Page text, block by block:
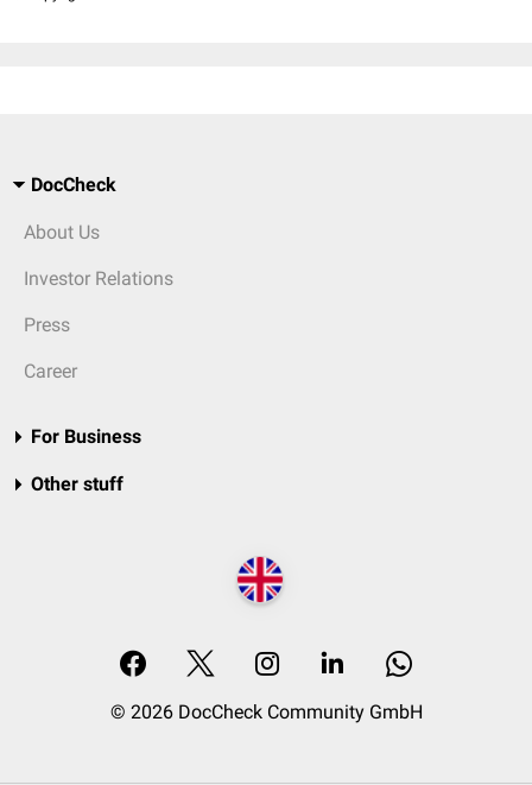
DocCheck
About Us
Investor Relations
Press
Career
For Business
Other stuff
© 2026 DocCheck Community GmbH